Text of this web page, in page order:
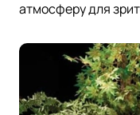
атмосферу для